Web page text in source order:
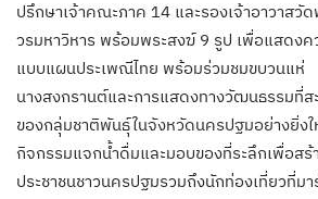
ปรึกษาเจ้าคณะภาค 14 และรองเจ้าอาวาสวั
วรมหาวิหาร พร้อมพระสงฆ์ 9 รูป เพื่อแสดง
แบบแผนประเพณีไทย พร้อมร่วมชมขบวนแห่
นางสงกรานต์และการแสดงทางวัฒนธรรมที่
ของกลุ่มชาติพันธุ์ในจังหวัดนครปฐมอย่างยิ่ง
กิจกรรมแจกน้ำดื่มและมอบของที่ระลึกเพื่อสร้
ประชาชนชาวนครปฐมรวมถึงนักท่องเที่ยวที่ม